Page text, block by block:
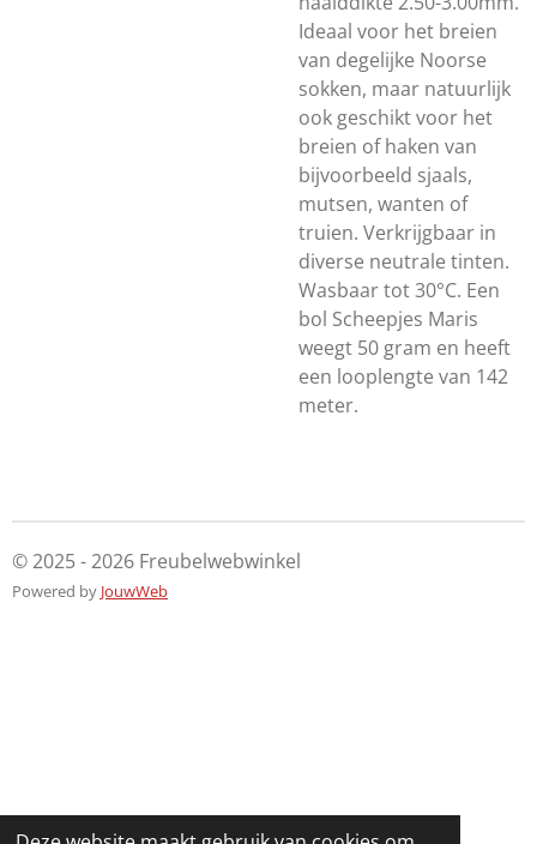
Ideaal voor het breien
van degelijke Noorse
sokken, maar natuurlijk
ook geschikt voor het
breien of haken van
bijvoorbeeld sjaals,
mutsen, wanten of
truien. Verkrijgbaar in
diverse neutrale tinten.
Wasbaar tot 30°C. Een
bol Scheepjes Maris
weegt 50 gram en heeft
een looplengte van 142
meter.
© 2025 - 2026 Freubelwebwinkel
Powered by JouwWeb